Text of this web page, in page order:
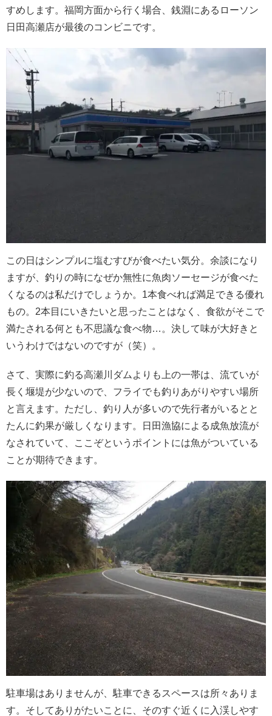
すめします。福岡方面から行く場合、銭淵にあるローソン
日田高瀬店が最後のコンビニです。
この日はシンプルに塩むすびが食べたい気分。余談になり
ますが、釣りの時になぜか無性に魚肉ソーセージが食べた
くなるのは私だけでしょうか。1本食べれば満足できる優れ
もの。2本目にいきたいと思ったことはなく、食欲がそこで
満たされる何とも不思議な食べ物…。決して味が大好きと
いうわけではないのですが（笑）。
さて、実際に釣る高瀬川ダムよりも上の一帯は、流ていが
長く堰堤が少ないので、フライでも釣りあがりやすい場所
と言えます。ただし、釣り人が多いので先行者がいるとと
たんに釣果が厳しくなります。日田漁協による成魚放流が
なされていて、ここぞというポイントには魚がついている
ことが期待できます。
駐車場はありませんが、駐車できるスペースは所々ありま
す。そしてありがたいことに、そのすぐ近くに入渓しやす